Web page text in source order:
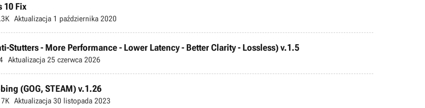
10 Fix
Aktualizacja 1 października 2020
Stutters - More Performance - Lower Latency - Better Clarity - Lossless) v.1.5
Aktualizacja 25 czerwca 2026
(GOG, STEAM) v.1.26
7K Aktualizacja 30 listopada 2023